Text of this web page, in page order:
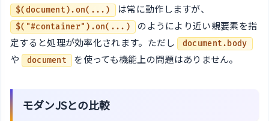
$(document).on(...) は常に動作しますが、
$("#container").on(...)
のようにより近い親要素を指
定すると処理が効率化されます。ただし
document.body
や document を使っても機能上の問題はありません。
モダンJSとの比較